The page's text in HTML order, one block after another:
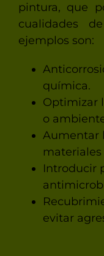
pintura, que
cualidades
ejemplos son:
química.
Optimizar
o
Aumentar
Introducir
evitar